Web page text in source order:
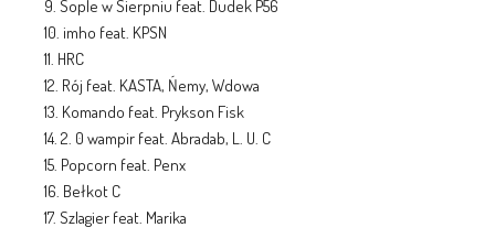
9. Sople w Sierpniu feat. Dudek P56
10. imho feat. KPSN
11. HRC
12. Rój feat. KASTA, Ńemy, Wdowa
13. Komando feat. Prykson Fisk
14. 2. 0 wampir feat. Abradab, L. U. C
15. Popcorn feat. Penx
16. Bełkot C
17. Szlagier feat. Marika